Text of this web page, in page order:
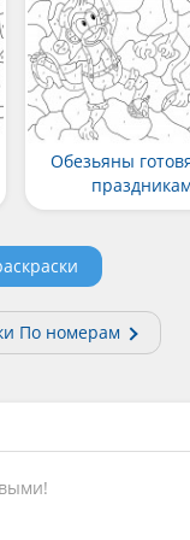
Обезьяны
праздникам
По номерам